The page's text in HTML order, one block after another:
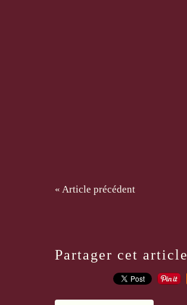
« Article précédent
Partager cet article